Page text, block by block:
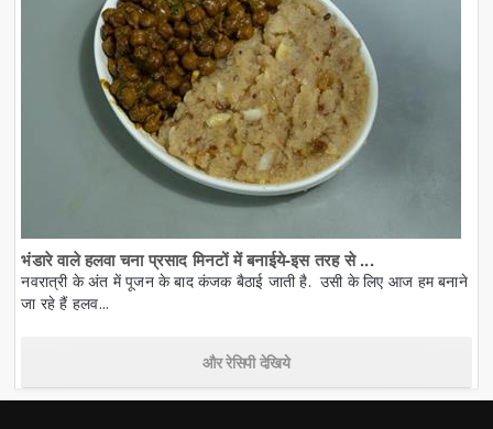
भंडारे वाले हलवा चना प्रसाद मिनटों में बनाईये-इस तरह से ...
नवरात्री के अंत में पूजन के बाद कंजक बैठाई जाती है. उसी के लिए आज हम बनाने
जा रहे हैं हलव...
और रेसिपी देखिये